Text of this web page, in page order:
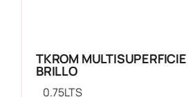
TKROM
BRILLO
0.75LTS